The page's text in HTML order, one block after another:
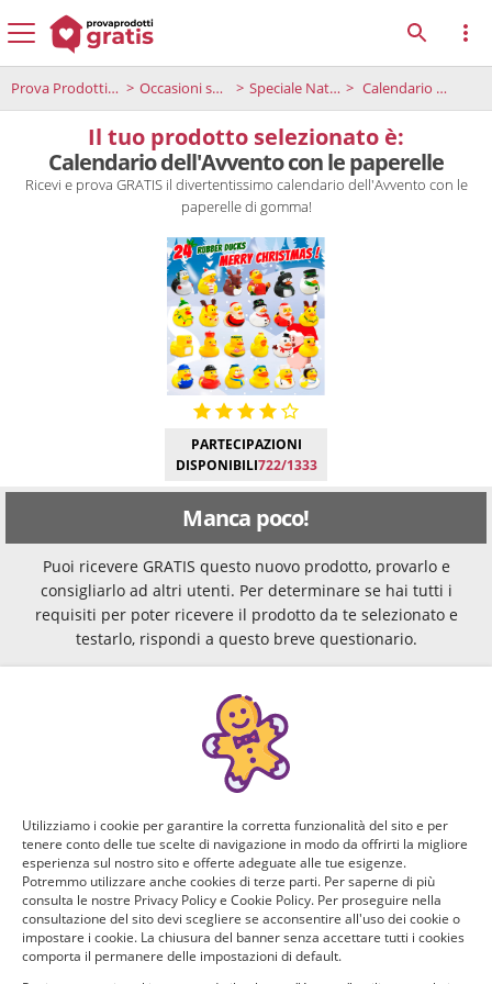
Prova Prodotti Gratis Occasioni speciali Speciale Natale Calendario dell'Avvento con le paperelle
Il tuo prodotto selezionato è:
Calendario dell'Avvento con le paperelle
Ricevi e prova GRATIS il divertentissimo calendario dell'Avvento con le
paperelle di gomma!
PARTECIPAZIONI
DISPONIBILI722/1333
Manca poco!
Puoi ricevere GRATIS questo nuovo prodotto, provarlo e
consigliarlo ad altri utenti. Per determinare se hai tutti i
requisiti per poter ricevere il prodotto da te selezionato e
testarlo, rispondi a questo breve questionario.
Domanda 1 di 4:
Se hai un figlio, decorate insieme la casa per Natale?
Quanti anni ha?
Sì, ho un figlio di 4-5 anni
Sì, ho un figlio di 6-13 anni
Utilizziamo i cookie per garantire la corretta funzionalità del sito e per
tenere conto delle tue scelte di navigazione in modo da offrirti la migliore
esperienza sul nostro sito e offerte adeguate alle tue esigenze.
Potremmo utilizzare anche cookies di terze parti. Per saperne di più
consulta le nostre Privacy Policy e Cookie Policy. Per proseguire nella
consultazione del sito devi scegliere se acconsentire all'uso dei cookie o
impostare i cookie. La chiusura del banner senza accettare tutti i cookies
comporta il permanere delle impostazioni di default.